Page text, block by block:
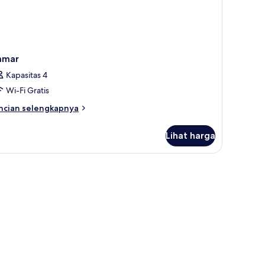
Kapasitas 4
Wi-Fi Gratis
selengkapnya
Lihat harga